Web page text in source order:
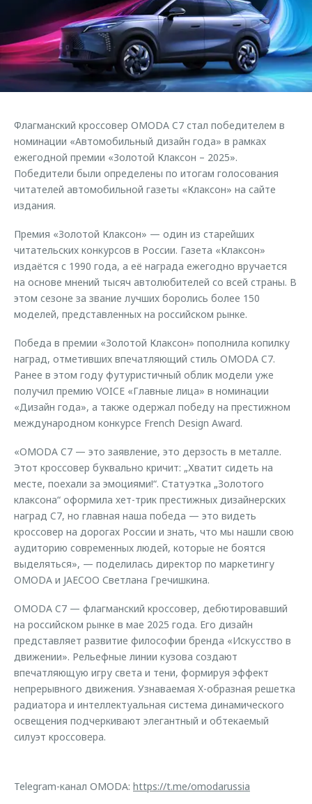
Страхование
Кредитный калькулятор
Аксессуары
Одежда и сувениры
Запчасти
Трейд-ин
Калькулятор трейд-ин
Клиентская поддержка
O&J Автоклуб
Клуб владельцев OMODA
Приложение O&J
Одежда и сувениры
Оригинальные аксессуары
Запчасти
Обратная связь
Флагманский кроссовер OMODA C7 стал победителем в
номинации «Автомобильный дизайн года» в рамках
ежегодной премии «Золотой Клаксон – 2025».
Победители были определены по итогам голосования
читателей автомобильной газеты «Клаксон» на сайте
издания.
Премия «Золотой Клаксон» — один из старейших
читательских конкурсов в России. Газета «Клаксон»
издаётся с 1990 года, а её награда ежегодно вручается
на основе мнений тысяч автолюбителей со всей страны. В
этом сезоне за звание лучших боролись более 150
моделей, представленных на российском рынке.
Победа в премии «Золотой Клаксон» пополнила копилку
наград, отметивших впечатляющий стиль OMODA C7.
Ранее в этом году футуристичный облик модели уже
получил премию VOICE «Главные лица» в номинации
«Дизайн года», а также одержал победу на престижном
международном конкурсе French Design Award.
«OMODA C7 — это заявление, это дерзость в металле.
Этот кроссовер буквально кричит: „Хватит сидеть на
месте, поехали за эмоциями!“. Статуэтка „Золотого
клаксона“ оформила хет-трик престижных дизайнерских
наград C7, но главная наша победа — это видеть
кроссовер на дорогах России и знать, что мы нашли свою
аудиторию современных людей, которые не боятся
выделяться», — поделилась директор по маркетингу
OMODA и JAECOO Светлана Гречишкина.
OMODA C7 — флагманский кроссовер, дебютировавший
на российском рынке в мае 2025 года. Его дизайн
представляет развитие философии бренда «Искусство в
движении». Рельефные линии кузова создают
впечатляющую игру света и тени, формируя эффект
непрерывного движения. Узнаваемая X-образная решетка
радиатора и интеллектуальная система динамического
освещения подчеркивают элегантный и обтекаемый
силуэт кроссовера.
Telegram-канал OMODA: https://t.me/omodarussia